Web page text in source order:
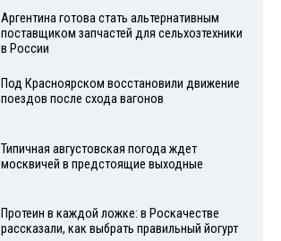
Аргентина готова стать альтернативным
поставщиком запчастей для сельхозтехники
в России
Под Красноярском восстановили движение
поездов после схода вагонов
Типичная августовская погода ждет
москвичей в предстоящие выходные
Протеин в каждой ложке: в Роскачестве
рассказали, как выбрать правильный йогурт